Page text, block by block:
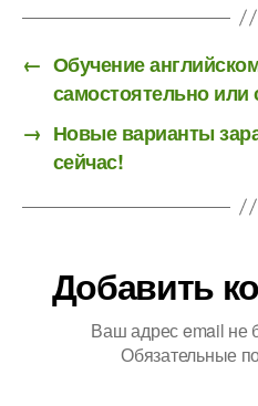
← Обучение
самостоятельно
→ Новые варианты
сейчас!
Добавить
Ваш адрес email не
Обязательные